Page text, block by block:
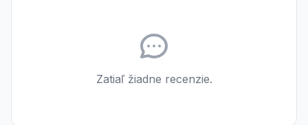
Zatiaľ žiadne recenzie.